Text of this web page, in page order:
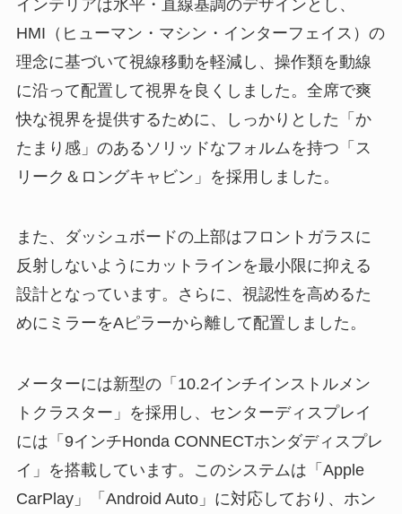
インテリアは水平・直線基調のデザインとし、
HMI（ヒューマン・マシン・インターフェイス）の
理念に基づいて視線移動を軽減し、操作類を動線
に沿って配置して視界を良くしました。全席で爽
快な視界を提供するために、しっかりとした「か
たまり感」のあるソリッドなフォルムを持つ「ス
リーク＆ロングキャビン」を採用しました。
また、ダッシュボードの上部はフロントガラスに
反射しないようにカットラインを最小限に抑える
設計となっています。さらに、視認性を高めるた
めにミラーをAピラーから離して配置しました。
メーターには新型の「10.2インチインストルメン
トクラスター」を採用し、センターディスプレイ
には「9インチHonda CONNECTホンダディスプレ
イ」を搭載しています。このシステムは「Apple
CarPlay」「Android Auto」に対応しており、ホン